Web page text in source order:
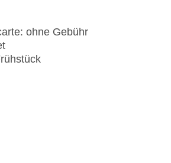
ohne Gebühr